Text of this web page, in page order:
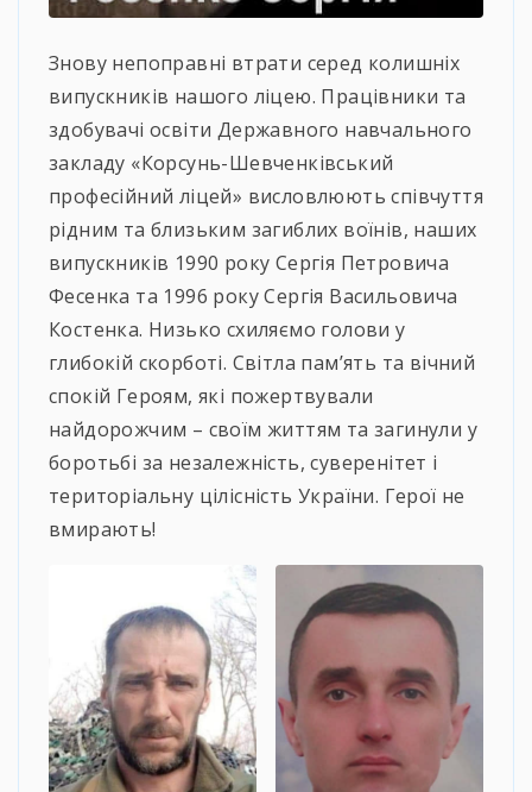
Знову непоправні втрати серед колишніх
випускників нашого ліцею. Працівники та
здобувачі освіти Державного навчального
закладу «Корсунь-Шевченківський
професійний ліцей» висловлюють співчуття
рідним та близьким загиблих воїнів, наших
випускників 1990 року Сергія Петровича
Фесенка та 1996 року Сергія Васильовича
Костенка. Низько схиляємо голови у
глибокій скорботі. Світла пам’ять та вічний
спокій Героям, які пожертвували
найдорожчим – своїм життям та загинули у
боротьбі за незалежність, суверенітет і
територіальну цілісність України. Герої не
вмирають!